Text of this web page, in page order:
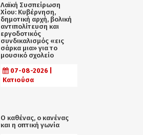
Λαϊκή Συσπείρωση
Χίου: Κυβέρνηση,
δημοτική αρχή, βολική
αντιπολίτευση και
εργοδοτικός
συνδικαλισμός «εις
σάρκα μια» για το
μουσικό σχολείο
07-08-2026 |
Κατιούσα
Ο καθένας, ο κανένας
και η οπτική γωνία